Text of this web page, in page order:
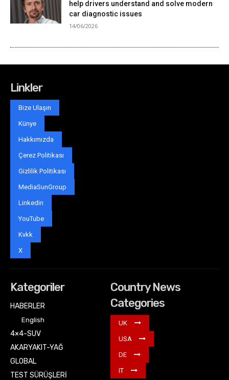
Linkler
Bize Ulaşın
Künye
Hakkımızda
Çerez Politikası
Gizlilik Politikası
MediaSunGroup
Linkedin
YouTube
Kvkk
X
Kategoriler
HABERLER
English
4×4-SUV
AKARYAKIT-YAĞ
GLOBAL
TEST SÜRÜŞLERİ
Country News
Categories
UK
USA
DE
IT